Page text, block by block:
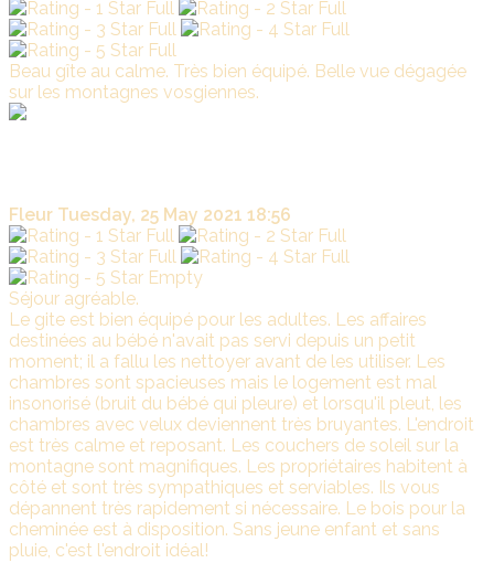
Beau gîte au calme. Très bien équipé. Belle vue dégagée
sur les montagnes vosgiennes.
Fleur Tuesday, 25 May 2021 18:56
Séjour agréable.
Le gite est bien équipé pour les adultes. Les affaires
destinées au bébé n'avait pas servi depuis un petit
moment; il a fallu les nettoyer avant de les utiliser. Les
chambres sont spacieuses mais le logement est mal
insonorisé (bruit du bébé qui pleure) et lorsqu'il pleut, les
chambres avec velux deviennent très bruyantes. L'endroit
est très calme et reposant. Les couchers de soleil sur la
montagne sont magnifiques. Les propriétaires habitent à
côté et sont très sympathiques et serviables. Ils vous
dépannent très rapidement si nécessaire. Le bois pour la
cheminée est à disposition. Sans jeune enfant et sans
pluie, c'est l'endroit idéal!